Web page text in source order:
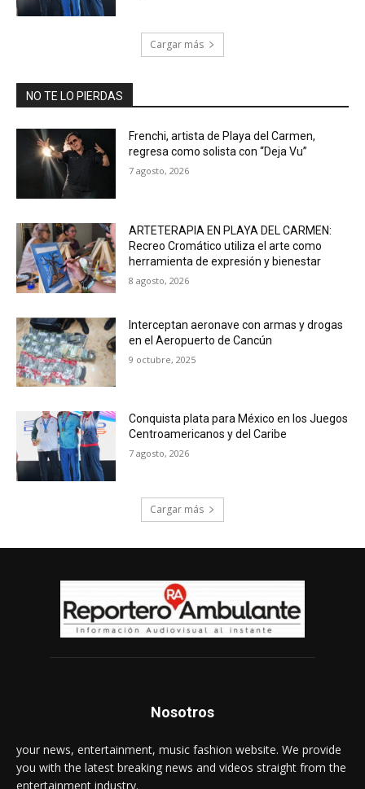
Cargar más
NO TE LO PIERDAS
Frenchi, artista de Playa del Carmen,
regresa como solista con “Deja Vu”
7 agosto, 2026
ARTETERAPIA EN PLAYA DEL CARMEN:
Recreo Cromático utiliza el arte como
herramienta de expresión y bienestar
8 agosto, 2026
Interceptan aeronave con armas y drogas
en el Aeropuerto de Cancún
9 octubre, 2025
Conquista plata para México en los Juegos
Centroamericanos y del Caribe
7 agosto, 2026
Cargar más
Nosotros
your news, entertainment, music fashion website. We provide
you with the latest breaking news and videos straight from the
entertainment industry.